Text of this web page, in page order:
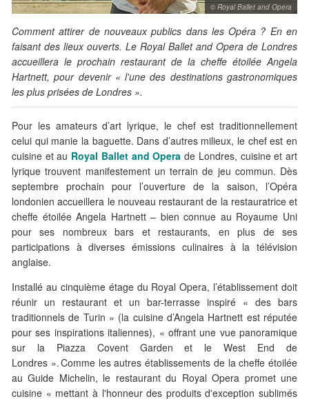
© Royal Ballet and Opera
Comment attirer de nouveaux publics dans les Opéra ? En en
faisant des lieux ouverts. Le Royal Ballet and Opera de Londres
accueillera le prochain restaurant de la cheffe étoilée Angela
Hartnett, pour devenir « l'une des destinations gastronomiques
les plus prisées de Londres ».
Pour les amateurs d’art lyrique, le chef est traditionnellement
celui qui manie la baguette. Dans d’autres milieux, le chef est en
cuisine et au Royal Ballet and Opera de Londres, cuisine et art
lyrique trouvent manifestement un terrain de jeu commun. Dès
septembre prochain pour l’ouverture de la saison, l’Opéra
londonien accueillera le nouveau restaurant de la restauratrice et
cheffe étoilée Angela Hartnett – bien connue au Royaume Uni
pour ses nombreux bars et restaurants, en plus de ses
participations à diverses émissions culinaires à la télévision
anglaise.
Installé au cinquième étage du Royal Opera, l’établissement doit
réunir un restaurant et un bar-terrasse inspiré « des bars
traditionnels de Turin » (la cuisine d’Angela Hartnett est réputée
pour ses inspirations italiennes), « offrant une vue panoramique
sur la Piazza Covent Garden et le West End de
Londres ». Comme les autres établissements de la cheffe étoilée
au Guide Michelin, le restaurant du Royal Opera promet une
cuisine « mettant à l'honneur des produits d'exception sublimés